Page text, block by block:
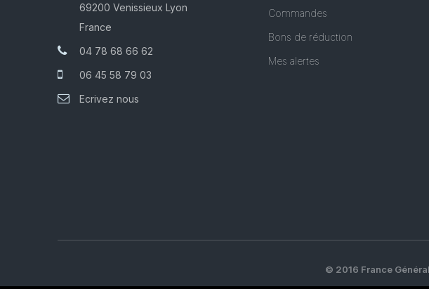
69200 Venissieux Lyon
France
04 78 68 66 62
06 45 58 79 03
Ecrivez nous
Commandes
Bons de réduction
Mes alertes
© 2016 France